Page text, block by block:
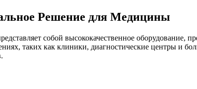
Решение для Медицины
собой высококачественное оборудование,
таких как клиники, диагностические центры и